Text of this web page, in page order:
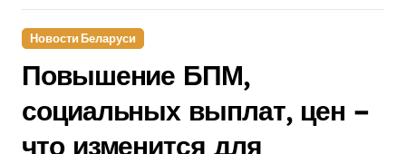
Новости Беларуси
Повышение БПМ,
социальных выплат, цен –
что изменится для